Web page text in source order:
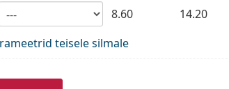
8.60 14.20
teisele silmale